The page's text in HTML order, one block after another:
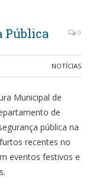
Pública 0
NOTÍCIAS
Municipal de
de
pública na
recentes no
eventos festivos e